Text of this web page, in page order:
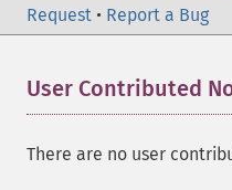
Request • Report a Bug
User Contributed
There are no user